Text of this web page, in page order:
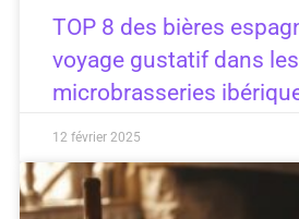
TOP 8 des bières
voyage gustatif dans les
microbrasseries
12 février 2025